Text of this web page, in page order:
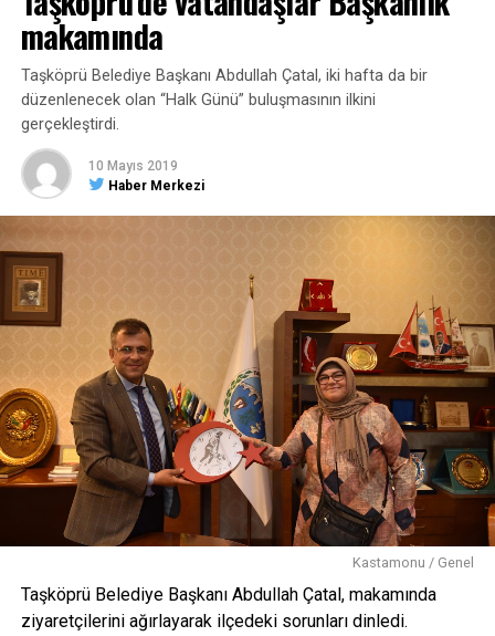
makamında
Taşköprü Belediye Başkanı Abdullah Çatal, iki hafta da bir
düzenlenecek olan “Halk Günü” buluşmasının ilkini
gerçekleştirdi.
10 Mayıs 2019
Haber Merkezi
Kastamonu / Genel
Taşköprü Belediye Başkanı Abdullah Çatal, makamında
ziyaretçilerini ağırlayarak ilçedeki sorunları dinledi.